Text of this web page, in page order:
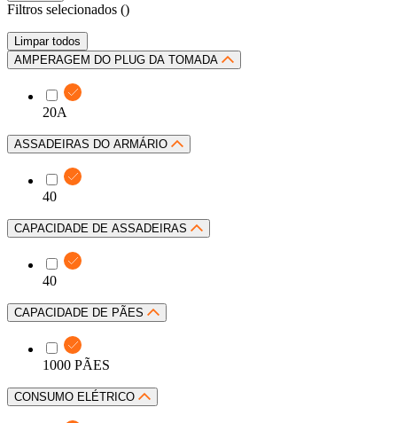
Filtros selecionados ()
Limpar todos
AMPERAGEM DO PLUG DA TOMADA
20A
ASSADEIRAS DO ARMÁRIO
40
CAPACIDADE DE ASSADEIRAS
40
CAPACIDADE DE PÃES
1000 PÃES
CONSUMO ELÉTRICO